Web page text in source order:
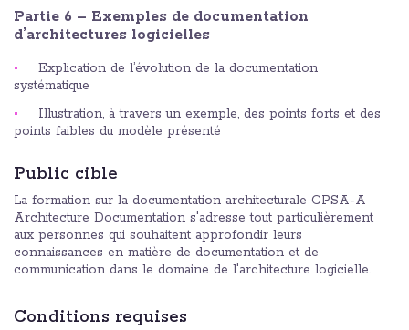
Partie 6 – Exemples de documentation
d’architectures logicielles
Explication de l’évolution de la documentation
systématique
Illustration, à travers un exemple, des points forts et des
points faibles du modèle présenté
Public cible
La formation sur la documentation architecturale CPSA-A
Architecture Documentation s'adresse tout particulièrement
aux personnes qui souhaitent approfondir leurs
connaissances en matière de documentation et de
communication dans le domaine de l'architecture logicielle.
Conditions requises